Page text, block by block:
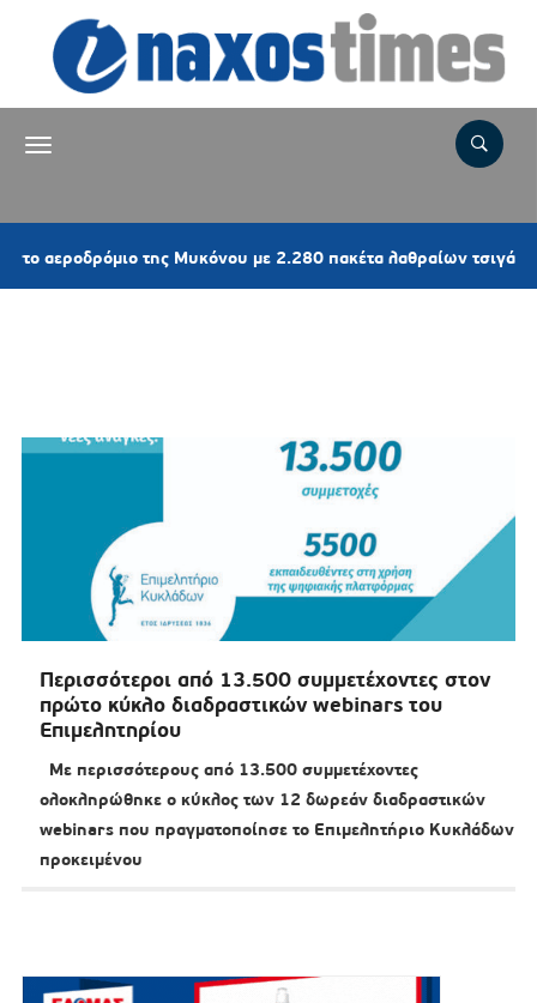
της Μυκόνου με 2.280 πακέτα λαθραίων τσιγάρων
Περισσότεροι από 13.500 συμμετέχοντες στον
πρώτο κύκλο διαδραστικών webinars του
Επιμελητηρίου
Με περισσότερους από 13.500 συμμετέχοντες
ολοκληρώθηκε ο κύκλος των 12 δωρεάν διαδραστικών
webinars που πραγματοποίησε το Επιμελητήριο Κυκλάδων
προκειμένου